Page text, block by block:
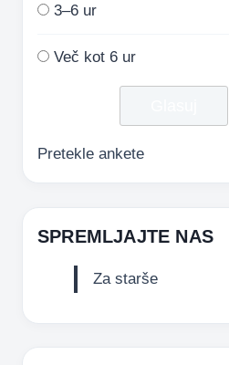
3–6 ur
Več kot 6 ur
Pretekle ankete
SPREMLJAJTE NAS
Za starše